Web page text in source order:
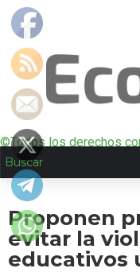
©Todos los derechos
Proponen
evitar la
educativos